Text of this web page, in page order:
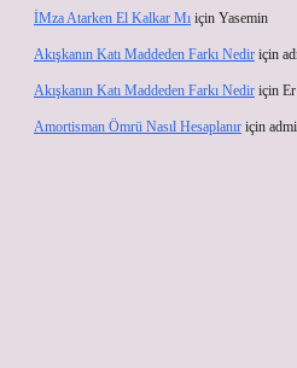
İMza Atarken El Kalkar Mı için Yasemin
Akışkanın Katı Maddeden Farkı Nedir için
Akışkanın Katı Maddeden Farkı Nedir için Er
Amortisman Ömrü Nasıl Hesaplanır için